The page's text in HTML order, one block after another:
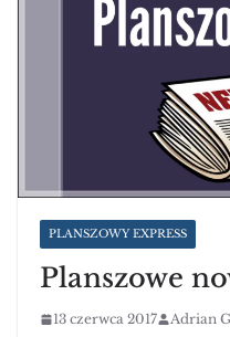
PLANSZOWY EXPRESS
Planszowe
13 czerwca 2017 Adrian